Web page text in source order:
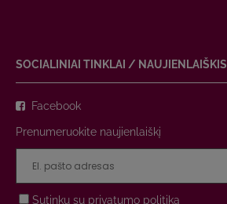
SOCIALINIAI TINKLAI / NAUJIENLAIŠKIS
Facebook
Prenumeruokite naujienlaiškį
Sutinku su privatumo politika